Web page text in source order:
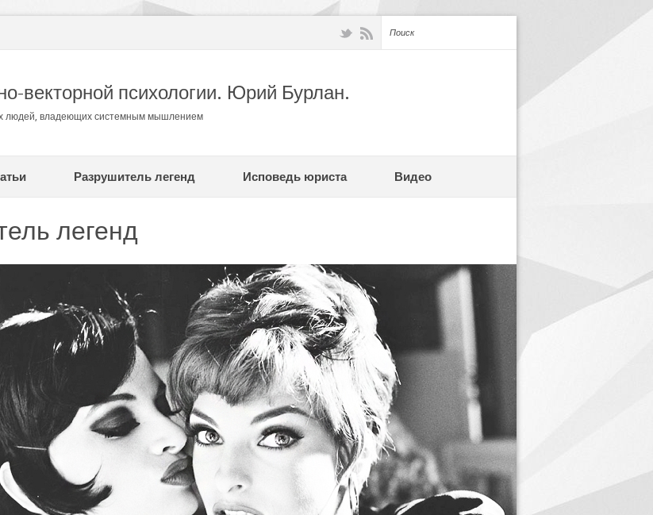
векторной психологии. Юрий Бурлан.
людей, владеющих системным мышлением
Разрушитель легенд Исповедь юриста Видео
легенд